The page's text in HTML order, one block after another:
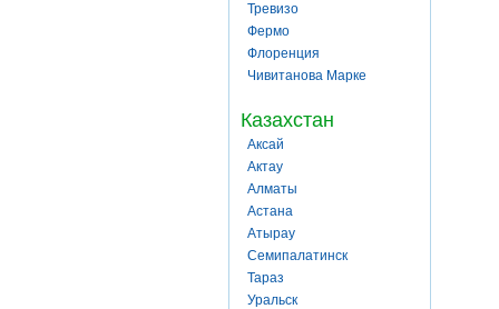
Тревизо
Фермо
Флоренция
Чивитанова Марке
Казахстан
Аксай
Актау
Алматы
Астана
Атырау
Семипалатинск
Тараз
Уральск